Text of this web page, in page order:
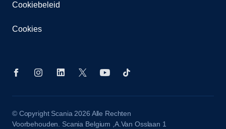
Cookiebeleid
Cookies
© Copyright Scania 2026 Alle Rechten
Voorbehouden. Scania Belgium ,A.Van Osslaan 1